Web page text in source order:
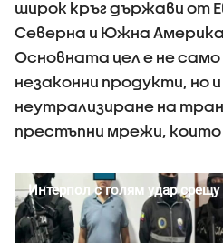
широк кръг държави от
Северна и Южна
Основната цел е не само
незаконни продукти, но
неутрализиране на
престъпни мрежи,